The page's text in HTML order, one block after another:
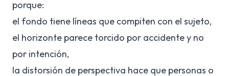
porque:
el fondo tiene líneas que compiten con el sujeto,
el horizonte parece torcido por accidente y no
por intención,
la distorsión de perspectiva hace que personas o